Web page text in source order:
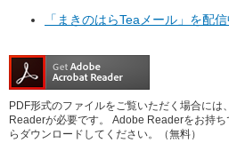
「まきのはらTeaメール」を配
PDF形式のファイルをご覧いただく場合に
Readerが必要です。
Adobe Readerをお持
らダウンロードしてください。（無料）